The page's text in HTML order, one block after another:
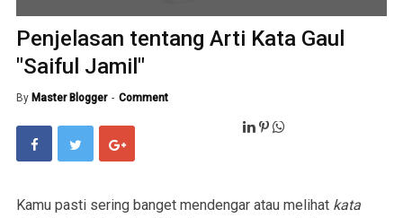
Penjelasan tentang Arti Kata Gaul
"Saiful Jamil"
By Master Blogger Comment
Kamu pasti sering banget mendengar atau melihat kata